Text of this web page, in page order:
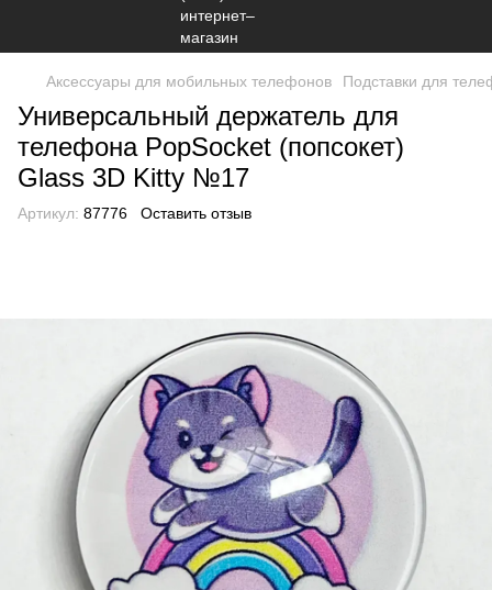
Аксессуары для мобильных телефонов Подставки для
Универсальный держатель для
телефона PopSocket (попсокет)
Glass 3D Kitty №17
Артикул: 87776 Оставить отзыв